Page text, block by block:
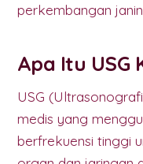
perkembangan
Apa Itu USG
USG
medis yang
berfrekuensi tinggi